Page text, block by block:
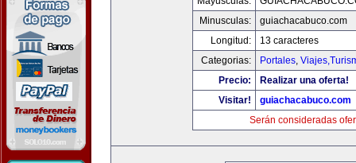
Minusculas:
guiachacabuco.com
Longitud:
13 caracteres
Categorias:
Portales,
Precio:
Realizar una oferta!
Visitar!
guiachacabuco.com
Serán consideradas